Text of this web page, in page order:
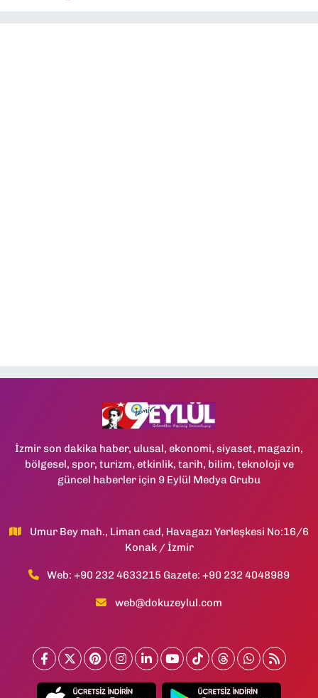
İzmir son dakika haber, ulusal, ekonomi, siyaset, magazin,
bölgesel, spor, turizm, etkinlik, tarih, bilim, teknoloji ve
güncel haberler için 9 Eylül Medya Grubu
Umur Bey mah., Liman cad, Havagazı Yerleşkesi No:16/6
Konak / İzmir
Web: +90 232 4633215 Gazete: +90 232 4048989
web@dokuzeylul.com